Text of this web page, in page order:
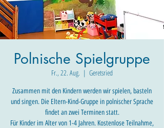
Polnische Spielgruppe
Fr., 22. Aug.
  |
Geretsried
Zusammen mit den Kindern werden wir spielen, basteln
und singen. Die Eltern-Kind-Gruppe in polnischer Sprache
findet an zwei Terminen statt.
Für Kinder im Alter von 1-4 Jahren. Kostenlose Teilnahme,